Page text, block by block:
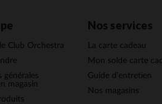
Club Orchestra
générales
magasin
Nos services
La carte cadeau
Mon solde carte
Guide d'entretien
Nos magasins